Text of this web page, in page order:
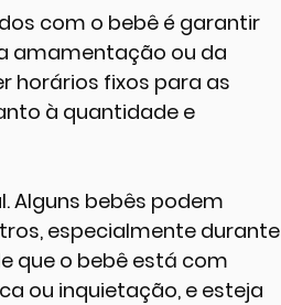
com o bebê é garantir
amamentação ou da
horários fixos para as
à quantidade e
Alguns bebês podem
especialmente durante
que o bebê está com
ou inquietação, e esteja